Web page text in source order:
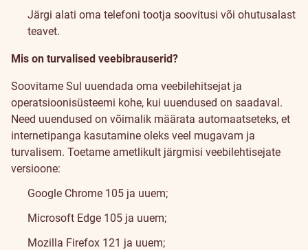
Järgi alati oma telefoni tootja soovitusi või ohutusalast
teavet.
Mis on turvalised veebibrauserid?
Soovitame Sul uuendada oma veebilehitsejat ja
operatsioonisüsteemi kohe, kui uuendused on saadaval.
Need uuendused on võimalik määrata automaatseteks, et
internetipanga kasutamine oleks veel mugavam ja
turvalisem. Toetame ametlikult järgmisi veebilehtisejate
versioone:
Google Chrome 105 ja uuem;
Microsoft Edge 105 ja uuem;
Mozilla Firefox 121 ja uuem;